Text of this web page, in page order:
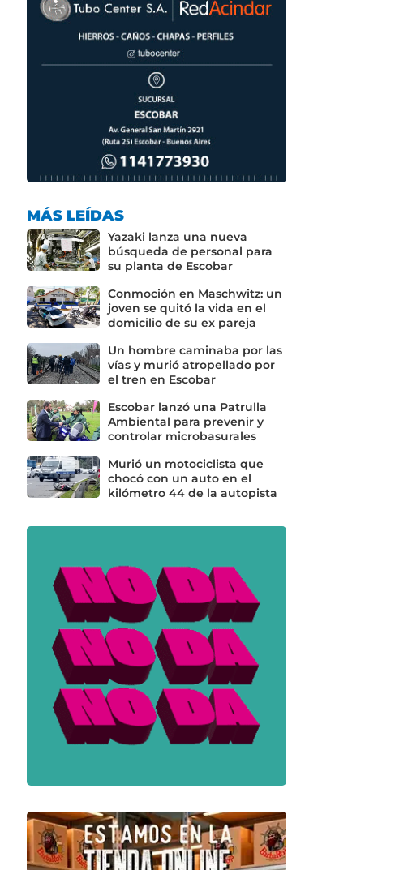
MÁS LEÍDAS
Yazaki lanza una nueva
búsqueda de personal para
su planta de Escobar
Conmoción en Maschwitz: un
joven se quitó la vida en el
domicilio de su ex pareja
Un hombre caminaba por las
vías y murió atropellado por
el tren en Escobar
Escobar lanzó una Patrulla
Ambiental para prevenir y
controlar microbasurales
Murió un motociclista que
chocó con un auto en el
kilómetro 44 de la autopista